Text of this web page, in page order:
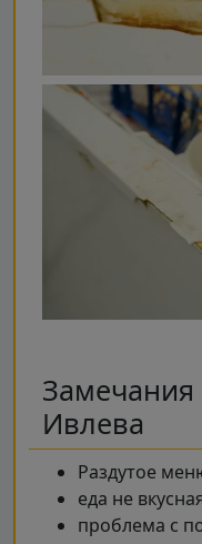
Замечания
Ивлева
Раздутое
еда не
проблема с